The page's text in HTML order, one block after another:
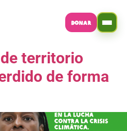
DONAR
territorio
de forma